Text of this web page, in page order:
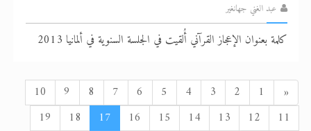
عبد الغني جهانغير
كلمة بعنوان الإعجاز القرآني أُلقيت في الجلسة السنوية في ألمانيا 2013
« السابق1
2
3
4
5
6
7
8
9
10
11
12
13
14
15
16
17
18
19